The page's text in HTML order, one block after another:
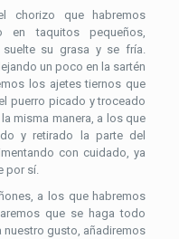
chorizo que habremos
taquitos pequeños,
su grasa y se fría.
un poco en la sartén
los ajetes tiernos que
puerro picado y troceado
misma manera, a los que
y retirado la parte del
con cuidado, ya
por sí.
a los que habremos
que se haga todo
nuestro gusto, añadiremos